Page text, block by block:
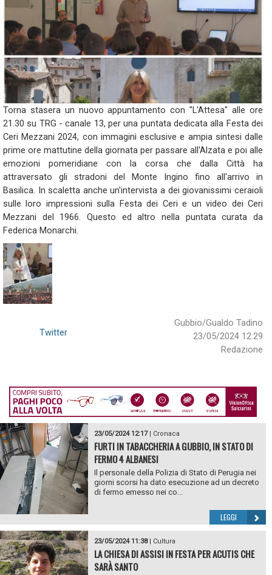
Torna stasera un nuovo appuntamento con "L'Attesa" alle ore
21.30 su TRG - canale 13, per una puntata dedicata alla Festa dei
Ceri Mezzani 2024, con immagini esclusive e ampia sintesi dalle
prime ore mattutine della giornata per passare all'Alzata e poi alle
emozioni pomeridiane con la corsa che dalla Città ha
attraversato gli stradoni del Monte Ingino fino all'arrivo in
Basilica. In scaletta anche un'intervista a dei giovanissimi ceraioli
sulle loro impressioni sulla Festa dei Ceri e un video dei Ceri
Mezzani del 1966. Questo ed altro nella puntata curata da
Federica Monarchi.
Gubbio/Gualdo Tadino
23/05/2024 12:29
Redazione
Twitter
23/05/2024 12:17| Cronaca
FURTI IN TABACCHERIA A GUBBIO, IN STATO DI
FERMO 4 ALBANESI
Il personale della Polizia di Stato di Perugia nei
giorni scorsi ha dato esecuzione ad un decreto
di fermo emesso nei co...
LEGGI
23/05/2024 11:38| Cultura
LA CHIESA DI ASSISI IN FESTA PER ACUTIS CHE
SARÀ SANTO